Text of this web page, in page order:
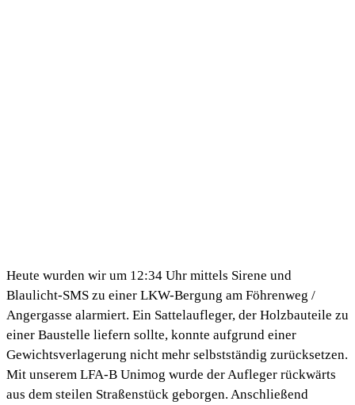
Heute wurden wir um 12:34 Uhr mittels Sirene und
Blaulicht-SMS zu einer LKW-Bergung am Föhrenweg /
Angergasse alarmiert. Ein Sattelaufleger, der Holzbauteile zu
einer Baustelle liefern sollte, konnte aufgrund einer
Gewichtsverlagerung nicht mehr selbstständig zurücksetzen.
Mit unserem LFA-B Unimog wurde der Aufleger rückwärts
aus dem steilen Straßenstück geborgen. Anschließend